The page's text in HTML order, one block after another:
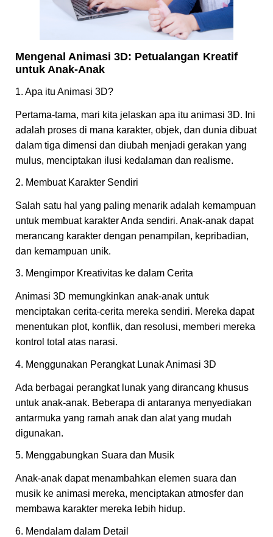
Mengenal Animasi 3D: Petualangan Kreatif
untuk Anak-Anak
1. Apa itu Animasi 3D?
Pertama-tama, mari kita jelaskan apa itu animasi 3D. Ini
adalah proses di mana karakter, objek, dan dunia dibuat
dalam tiga dimensi dan diubah menjadi gerakan yang
mulus, menciptakan ilusi kedalaman dan realisme.
2. Membuat Karakter Sendiri
Salah satu hal yang paling menarik adalah kemampuan
untuk membuat karakter Anda sendiri. Anak-anak dapat
merancang karakter dengan penampilan, kepribadian,
dan kemampuan unik.
3. Mengimpor Kreativitas ke dalam Cerita
Animasi 3D memungkinkan anak-anak untuk
menciptakan cerita-cerita mereka sendiri. Mereka dapat
menentukan plot, konflik, dan resolusi, memberi mereka
kontrol total atas narasi.
4. Menggunakan Perangkat Lunak Animasi 3D
Ada berbagai perangkat lunak yang dirancang khusus
untuk anak-anak. Beberapa di antaranya menyediakan
antarmuka yang ramah anak dan alat yang mudah
digunakan.
5. Menggabungkan Suara dan Musik
Anak-anak dapat menambahkan elemen suara dan
musik ke animasi mereka, menciptakan atmosfer dan
membawa karakter mereka lebih hidup.
6. Mendalam dalam Detail